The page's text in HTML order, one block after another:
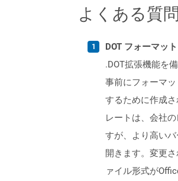
よくある質問
DOT フォーマッ
.DOT拡張機能を
事前にフォーマ
するために作成
レートは、会社
すが、より高い
開きます。変更
ァイル形式が